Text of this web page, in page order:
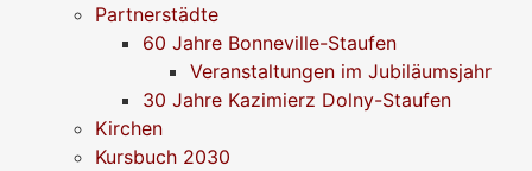
Partnerstädte
60 Jahre Bonneville-Staufen
Veranstaltungen im Jubiläumsjahr
30 Jahre Kazimierz Dolny-Staufen
Kirchen
Kursbuch 2030